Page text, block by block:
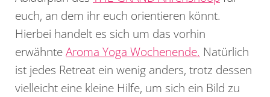
euch, an dem ihr euch orientieren könnt.
Hierbei handelt es sich um das vorhin
erwähnteAroma Yoga Wochenende. Natürlich
ist jedes Retreat ein wenig anders, trotz dessen
vielleicht eine kleine Hilfe, um sich ein Bild zu